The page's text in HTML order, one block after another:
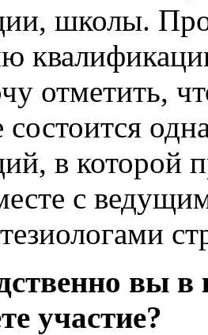
школы.
отметить,
состоится
в которой
с
вы в
участие?